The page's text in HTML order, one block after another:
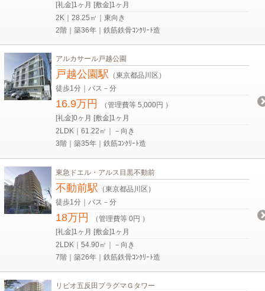
[礼金]1ヶ月 [敷金]1ヶ月
2K｜28.25㎡｜東向き
2階｜築36年｜鉄筋鉄骨ｺﾝｸﾘｰﾄ造
アルカサール戸越公園
戸越公園駅 （東京都品川区）
徒歩1分｜バス－分
16.9万円
（管理費等 5,000円 ）
[礼金]0ヶ月 [敷金]1ヶ月
2LDK｜61.22㎡｜－向き
3階｜築35年｜鉄筋ｺﾝｸﾘｰﾄ造
東急ドエル・アルス目黒不動前
不動前駅
（東京都品川区）
徒歩1分｜バス－分
18万円
（管理費等 0円 ）
[礼金]1ヶ月 [敷金]1ヶ月
2LDK｜54.90㎡｜－向き
7階｜築26年｜鉄筋鉄骨ｺﾝｸﾘｰﾄ造
リビオ五反田プラグマＧタワー